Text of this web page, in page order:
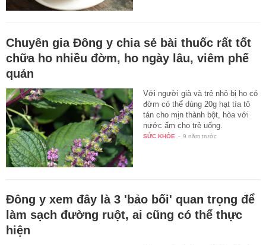
Chuyên gia Đông y chia sẻ bài thuốc rất tốt
chữa ho nhiều đờm, ho ngày lâu, viêm phế
quản
Với người già và trẻ nhỏ bị ho có
đờm có thể dùng 20g hạt tía tô
tán cho mịn thành bột, hòa với
nước ấm cho trẻ uống.
SỨC KHỎE - 9 năm trước
Đông y xem đây là 3 'bảo bối' quan trọng để
làm sạch đường ruột, ai cũng có thể thực
hiện